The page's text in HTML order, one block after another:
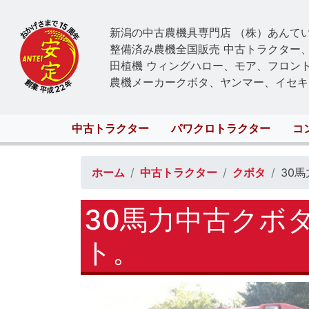
新潟の中古農機具専門店 （株）あんて
整備済み農機全国販売 中古トラクター
田植機 ウィングハロー、モア、フロン
農機メーカークボタ、ヤンマー、イセ
Main
navigation
中古トラクター パワクロトラクター コ
ホーム 中古トラクター クボタ 30馬
30馬力中古クボ
ト。